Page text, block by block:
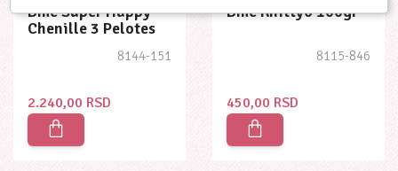
Dmc Super Happy
Chenille 3 Pelotes
8144-151
2.240,00 RSD
Dmc Knitty6 100gr
8115-846
450,00 RSD